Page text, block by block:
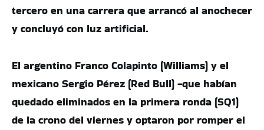
tercero en una carrera que arrancó al anochecer
y concluyó con luz artificial.
El argentino Franco Colapinto (Williams) y el
mexicano Sergio Pérez (Red Bull) -que habían
quedado eliminados en la primera ronda (SQ1)
de la crono del viernes y optaron por romper el